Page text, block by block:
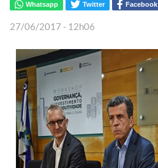
Whatsapp Twitter Facebook
27/06/2017 - 12h06